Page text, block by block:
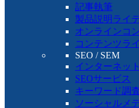
記事執筆
製品説明ライ
オンラインコ
コンテンツラ
SEO / SEM
インターネッ
SEOサービス
キーワード調
ソーシャルメ